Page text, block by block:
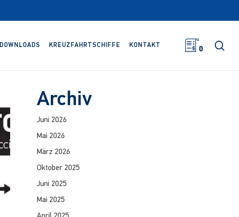
DOWNLOADS KREUZFAHRTSCHIFFE KONTAKT
0
Archiv
Juni 2026
Mai 2026
März 2026
Oktober 2025
Juni 2025
Mai 2025